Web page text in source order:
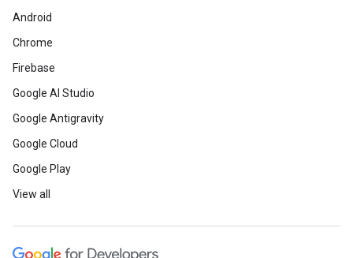
Android
Chrome
Firebase
Google AI Studio
Google Antigravity
Google Cloud
Google Play
View all